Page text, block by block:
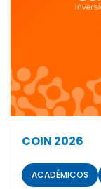
COIN 2026
ACADÉMICOS